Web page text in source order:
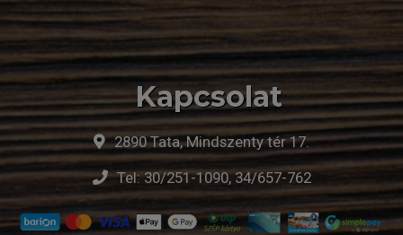
Kapcsolat
2890 Tata, Mindszenty tér 17.
Tel:30/251-1090, 34/657-762